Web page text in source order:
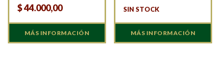
$44.000,00
MÁS INFORMACIÓN
SIN STOCK
MÁS INFORMACIÓN